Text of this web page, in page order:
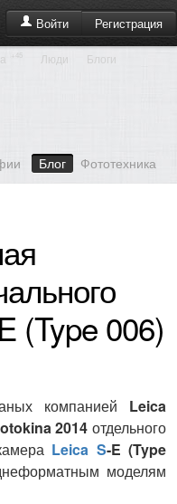
Войти Регистрация
+45 Люди Блоги
Блог Фототехника
(Type 006)
компанией Leica
2014 отдельного
Leica S-E (Type
моделям